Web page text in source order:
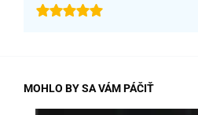
MOHLO BY SA VÁM PÁČIŤ